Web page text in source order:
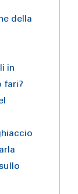
della
in
fari?